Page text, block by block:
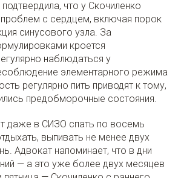
что у Скочиленко
с сердцем, включая порок
синусового узла. За
кроется
наблюдаться у
элементарного режима
регулярно пить приводят к тому,
предобморочные состояния.
даже в СИЗО спать по восемь
выпивать не менее двух
Адвокат напоминает, что в дни
— а это уже более двух месяцев